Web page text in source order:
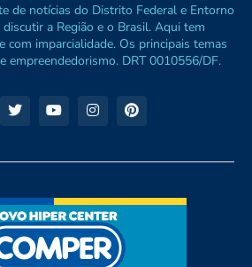
de notícias do Distrito Federal e Entorno
a Região e o Brasil. Aqui tem
com imparcialidade. Os principais temas
empreendedorismo. DRT 0010556/DF.